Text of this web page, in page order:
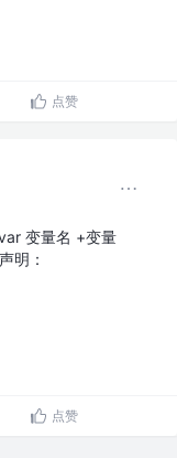
点赞
变量名 +变量
明：
点赞